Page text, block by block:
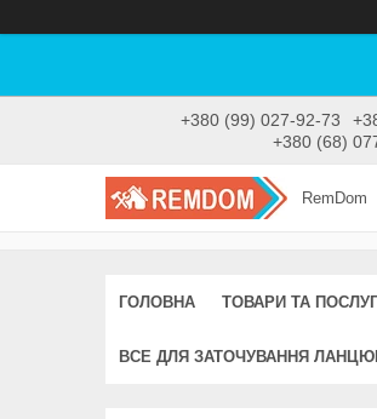
+380 (99) 027-92-73
+380 (68)
RemDom
ГОЛОВНА ТОВАРИ ТА
ВСЕ ДЛЯ ЗАТОЧУВАННЯ